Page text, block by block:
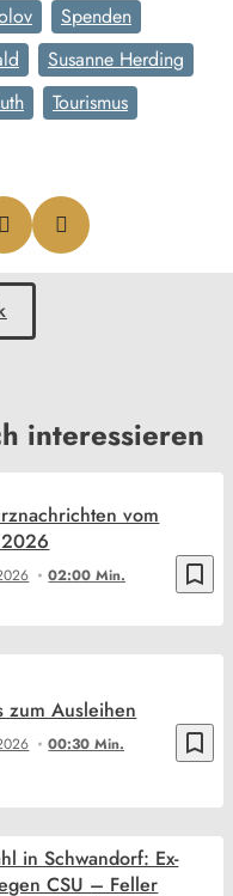
Spenden
Susanne Herding
Tourismus
interessieren
bookmark_border
02:00 Min.
vom
bookmark_border
00:30 Min.
zum Ausleihen
in Schwandorf: Ex-
CSU – Feller